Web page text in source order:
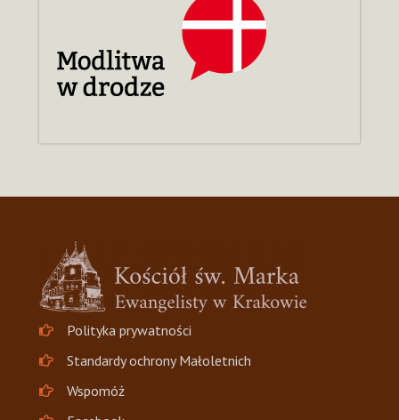
Polityka prywatności
Standardy ochrony Małoletnich
Wspomóż